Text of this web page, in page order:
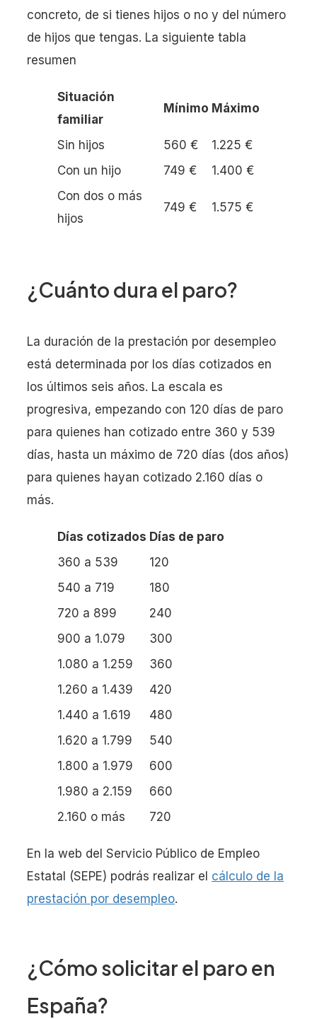
concreto, de si tienes hijos o no y del número
de hijos que tengas. La siguiente tabla
resumen
Situación
familiar
Mínimo Máximo
Sin hijos 560 €
1.225 €
Con un hijo
749 €
1.400 €
Con dos o más
hijos
749 € 1.575 €
¿Cuánto dura el paro?
La duración de la prestación por desempleo
está determinada por los días cotizados en
los últimos seis años. La escala es
progresiva, empezando con 120 días de paro
para quienes han cotizado entre 360 y 539
días, hasta un máximo de 720 días (dos años)
para quienes hayan cotizado 2.160 días o
más.
Días cotizados Días de paro
360 a 539
120
540 a 719
180
720 a 899
240
900 a 1.079
300
1.080 a 1.259
360
1.260 a 1.439
420
1.440 a 1.619
480
1.620 a 1.799
540
1.800 a 1.979
600
1.980 a 2.159
660
2.160 o más
720
En la web del Servicio Público de Empleo
Estatal (SEPE) podrás realizar el cálculo de la
prestación por desempleo.
¿Cómo solicitar el paro en
España?